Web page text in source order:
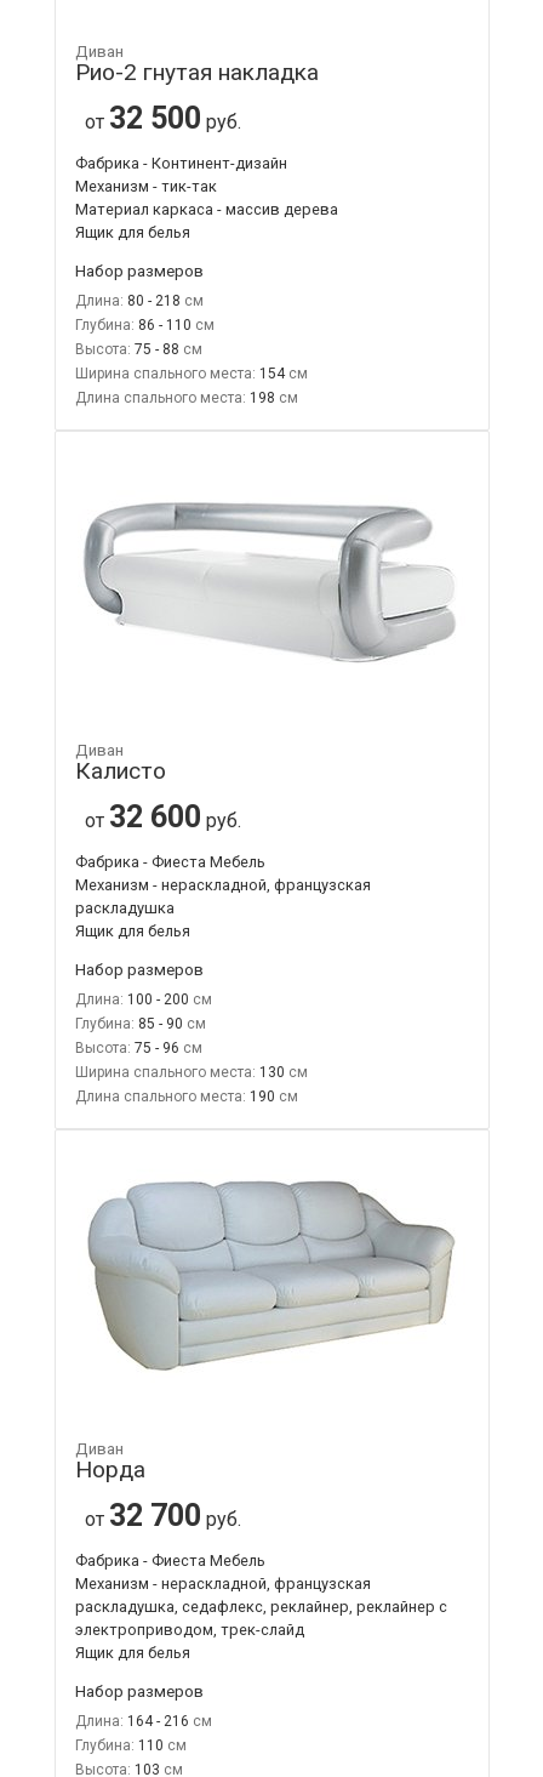
Диван
Рио-2 гнутая накладка
от 32 500 руб.
Фабрика - Континент-дизайн
Механизм - тик-так
Материал каркаса - массив дерева
Ящик для белья
Набор размеров
Длина: 80 - 218
Глубина: 86 - 110
Высота: 75 - 88
Ширина спального места: 154
Длина спального места: 198
Диван
Калисто
от 32 600 руб.
Фабрика - Фиеста Мебель
Механизм - нераскладной, французская
раскладушка
Ящик для белья
Набор размеров
Длина: 100 - 200
Глубина: 85 - 90
Высота: 75 - 96
Ширина спального места: 130
Длина спального места: 190
Диван
Норда
от 32 700 руб.
Фабрика - Фиеста Мебель
Механизм - нераскладной, французская
раскладушка, седафлекс, реклайнер, реклайнер с
электроприводом, трек-слайд
Ящик для белья
Набор размеров
Длина: 164 - 216
Глубина: 110
Высота: 103